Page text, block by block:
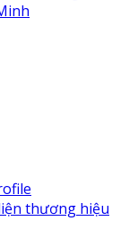
thương hiệu